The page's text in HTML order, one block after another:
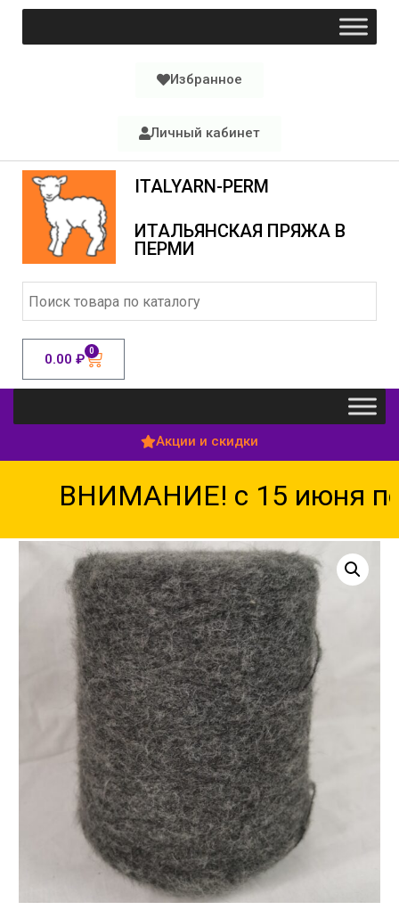
Избранное
Личный кабинет
ITALYARN-PERM
ИТАЛЬЯНСКАЯ ПРЯЖА В
ПЕРМИ
0.00 ₽ 0
Акции и скидки
ВНИМАНИЕ! с 15 июня по